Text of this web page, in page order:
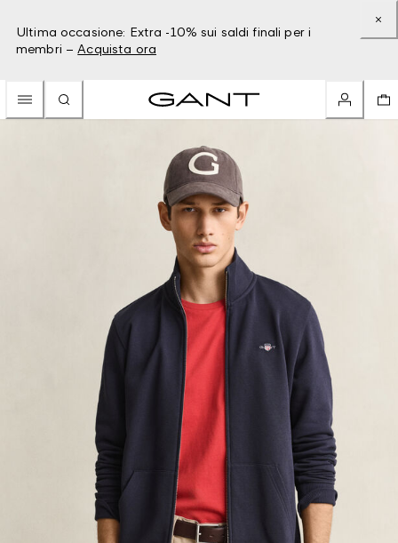
Ultima occasione: Extra -10% sui saldi finali per i
membri – Acquista ora